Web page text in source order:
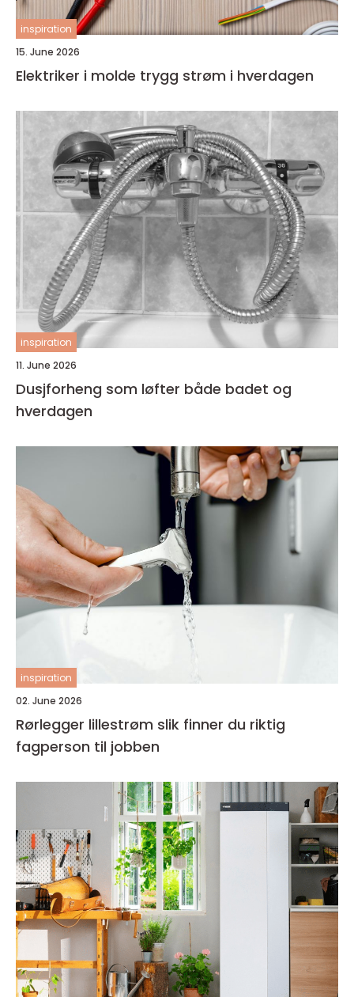
inspiration
15. June 2026
Elektriker i molde trygg strøm i hverdagen
inspiration
11. June 2026
Dusjforheng som løfter både badet og
hverdagen
inspiration
02. June 2026
Rørlegger lillestrøm slik finner du riktig
fagperson til jobben